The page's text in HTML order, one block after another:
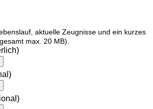
aktuelle Zeugnisse und ein kurzes
max. 20 MB).
)
)